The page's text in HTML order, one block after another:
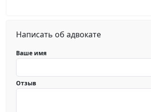
Написать об адвокате
Ваше имя
Отзыв